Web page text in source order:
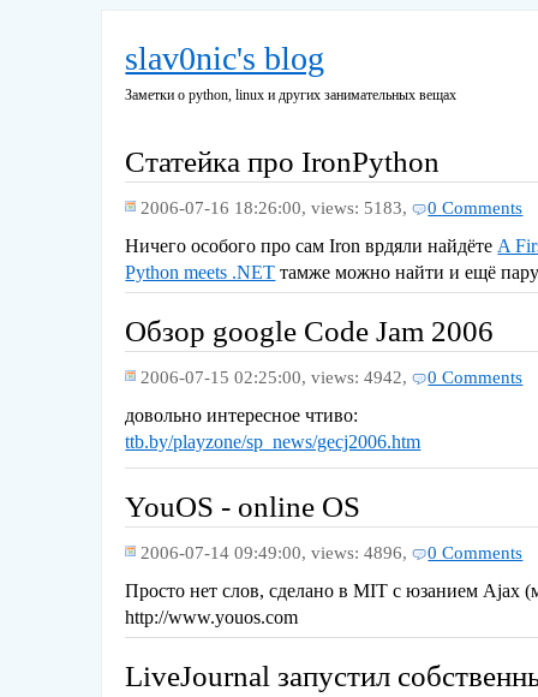
slav0nic's blog
Заметки о python, linux и других занимательных вещах
Статейка про IronPython
2006-07-16 18:26:00, views: 5183, 0 Comments
Ничего особого про сам Iron врдяли найдёте A
Python meets .NET тамже можно найти и ещё
Обзор google Code Jam 2006
2006-07-15 02:25:00, views: 4942, 0 Comments
довольно интересное чтиво:
ttb.by/playzone/sp_news/gecj2006.htm
YouOS - online OS
2006-07-14 09:49:00, views: 4896, 0 Comments
Просто нет слов, сделано в MIT с юзанием Ajax
http://www.youos.com
LiveJournal запустил